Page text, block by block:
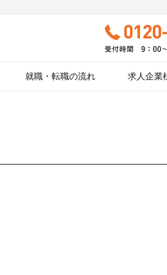
就職・転職の流れ 求人企業